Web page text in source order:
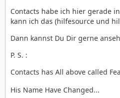
Contacts habe ich hier gerade
kann ich das (hilfesource und
Dann kannst Du Dir gerne
P. S. :
Contacts has All above called
His Name Have Changed...